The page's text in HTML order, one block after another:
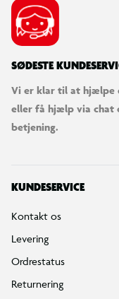
SØDESTE
Vi er klar til at hjælpe
eller få hjælp via chat
betjening.
KUNDESERVICE
Kontakt os
Levering
Ordrestatus
Returnering